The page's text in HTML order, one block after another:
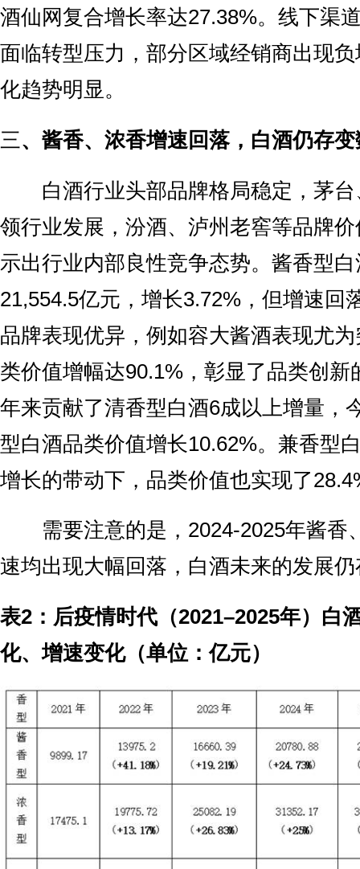
酒仙网复合增长率达27.38%。线下渠
面临转型压力，部分区域经销商出现
化趋势明显。
‌三、 酱香、浓香增速回落，白酒仍存变
白酒行业头部品牌格局稳定，茅台
领行业发展，汾酒、泸州老窖等品牌
示出行业内部良性竞争态势。酱香型
21,554.5亿元，增长3.72%，但增速回
品牌表现优异，例如容大酱酒表现尤
类价值增幅达90.1%，彰显了品类创新
年来贡献了清香型白酒6成以上增量，
型白酒品类价值增长10.62%。兼香型
增长的带动下，品类价值也实现了
需要注意的是，2024-2025年酱香
速均出现大幅回落，白酒未来的发展
表2：后疫情时代（2021–2025年）白
化、增速变化（单位：亿元）